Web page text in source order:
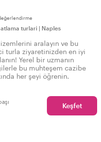
turlari | Naples
aralayın ve bu
turla ziyaretinizden en iyi
Yerel bir uzmanın
bu muhteşem cazibe
her şeyi öğrenin.
Keşfet